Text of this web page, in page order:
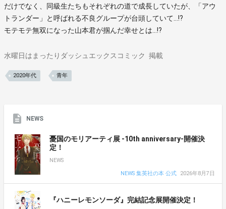
だけでなく、同級生たちもそれぞれの道で成長していたが、「アウ
トランダー」と呼ばれる不良グループが台頭していて…!?
モテモテ無双になった山本君が掴んだ幸せとは…!?
水曜日はまったりダッシュエックスコミック 掲載
2020年代 青年
NEWS
憂国のモリアーティ展 -10th anniversary-開催決
定！
NEWS
NEWS 集英社の本 公式
2026年8月7日
『ハニーレモンソーダ』完結記念展開催決定！